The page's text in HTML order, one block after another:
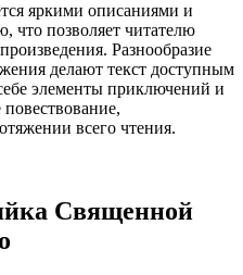
яркими описаниями и
что позволяет читателю
Разнообразие
делают текст доступным
элементы приключений и
всего чтения.
Священной